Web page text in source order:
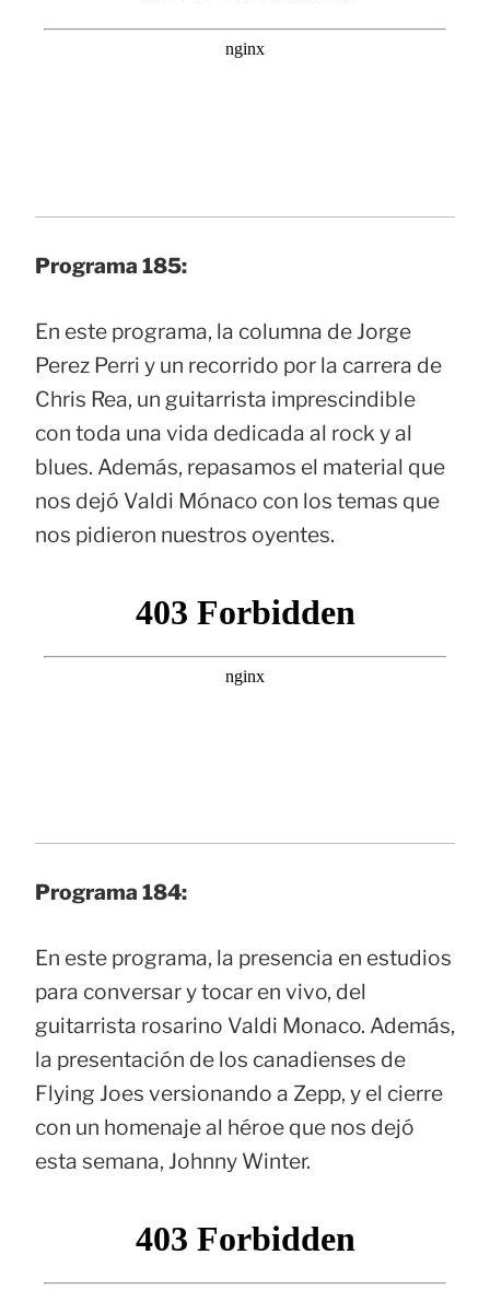
Programa 185:
En este programa, la columna de Jorge
Perez Perri y un recorrido por la carrera de
Chris Rea, un guitarrista imprescindible
con toda una vida dedicada al rock y al
blues. Además, repasamos el material que
nos dejó Valdi Mónaco con los temas que
nos pidieron nuestros oyentes.
Programa 184:
En este programa, la presencia en estudios
para conversar y tocar en vivo, del
guitarrista rosarino Valdi Monaco. Además,
la presentación de los canadienses de
Flying Joes versionando a Zepp, y el cierre
con un homenaje al héroe que nos dejó
esta semana, Johnny Winter.